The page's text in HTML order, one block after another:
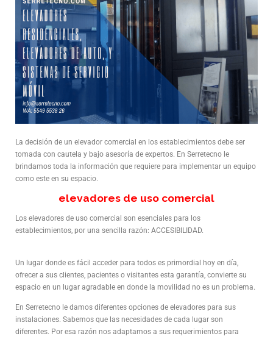
La decisión de un elevador comercial en los establecimientos debe ser
tomada con cautela y bajo asesoría de expertos. En Serretecno le
brindamos toda la información que requiere para implementar un equipo
como este en su espacio.
elevadores de uso comercial
Los elevadores de uso comercial son esenciales para los
establecimientos, por una sencilla razón: ACCESIBILIDAD.
Un lugar donde es fácil acceder para todos es primordial hoy en día,
ofrecer a sus clientes, pacientes o visitantes esta garantía, convierte su
espacio en un lugar agradable en donde la movilidad no es un problema.
En Serretecno le damos diferentes opciones de elevadores para sus
instalaciones. Sabemos que las necesidades de cada lugar son
diferentes. Por esa razón nos adaptamos a sus requerimientos para